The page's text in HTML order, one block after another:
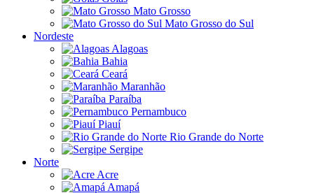
Mato Grosso
Mato Grosso do Sul
Nordeste
Alagoas
Bahia
Ceará
Maranhão
Paraíba
Pernambuco
Piauí
Rio Grande do Norte
Sergipe
Norte
Acre
Amapá